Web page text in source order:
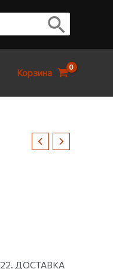
Корзина
ДОСТАВКА